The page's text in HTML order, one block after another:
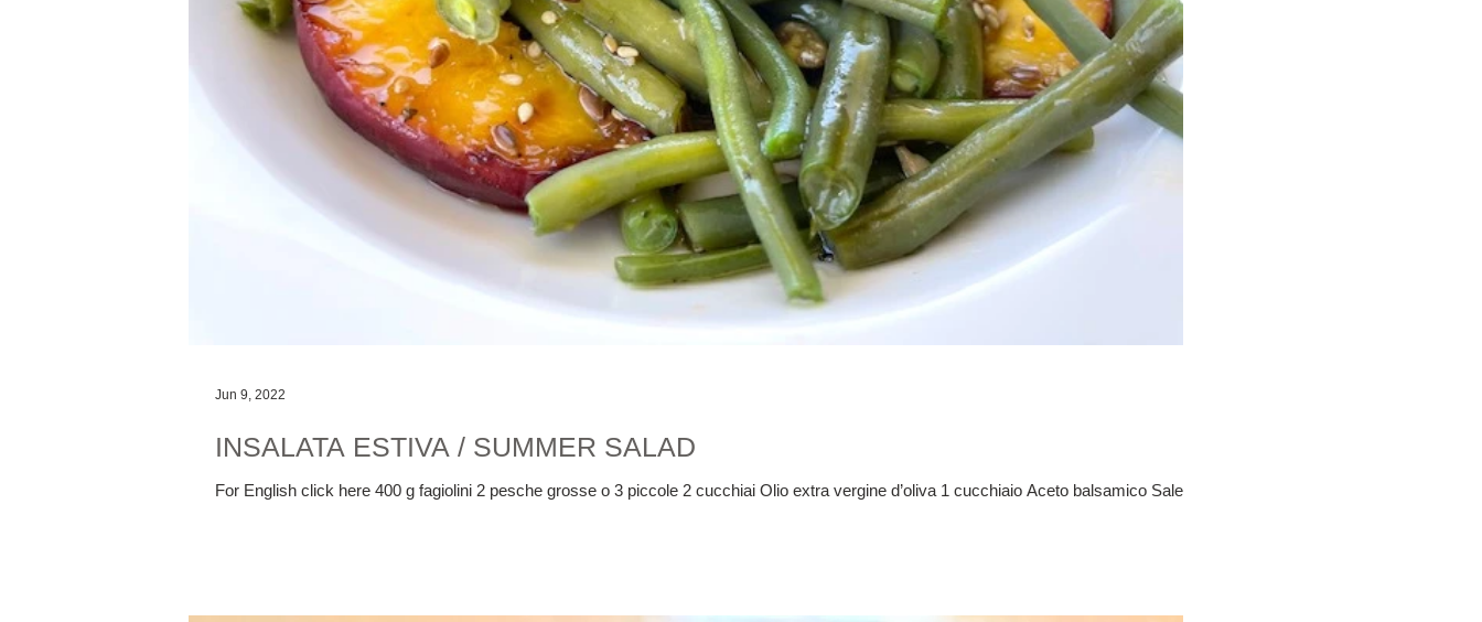
INSALATA ESTIVA / SUMMER SALAD
For English click here 400 g fagiolini 2 pesche grosse o 3 piccole 2 cucchiai Olio extra vergine d’oliva 1 cucchiaio Aceto balsamico Sale...
Jun 9, 2022